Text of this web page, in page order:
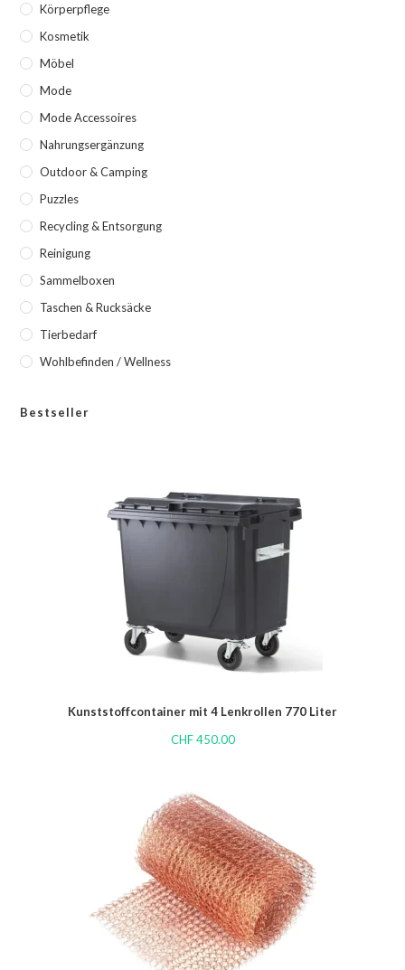
Körperpflege
Kosmetik
Möbel
Mode
Mode Accessoires
Nahrungsergänzung
Outdoor & Camping
Puzzles
Recycling & Entsorgung
Reinigung
Sammelboxen
Taschen & Rucksäcke
Tierbedarf
Wohlbefinden / Wellness
Bestseller
Kunststoffcontainer mit 4 Lenkrollen 770 Liter
CHF450.00